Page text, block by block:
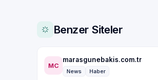
Benzer Siteler
MC
marasgunebakis.com.tr
News Haber